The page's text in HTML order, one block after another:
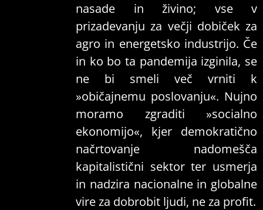
nasade in živino; vse v
prizadevanju za večji dobiček za
agro in energetsko industrijo. Če
in ko bo ta pandemija izginila, se
ne bi smeli več vrniti k
»običajnemu poslovanju«. Nujno
moramo zgraditi »socialno
ekonomijo«, kjer demokratično
načrtovanje nadomešča
kapitalistični sektor ter usmerja
in nadzira nacionalne in globalne
vire za dobrobit ljudi, ne za profit.